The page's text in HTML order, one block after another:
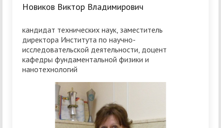
Новиков Виктор Владимирович
кандидат технических наук, заместитель
директора Института по научно-
исследовательской деятельности, доцент
кафедры фундаментальной физики и
нанотехнологий